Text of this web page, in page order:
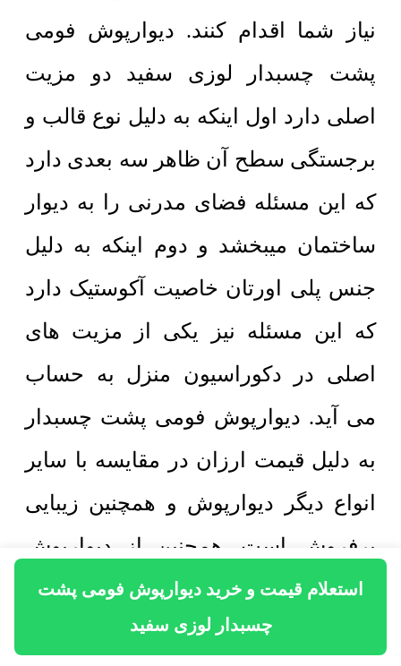
استعلام قیمت و خرید دیوارپوش فومی پشت
چسبدار لوزی سفید
نیاز شما اقدام کنند. دیوارپوش فومی
پشت چسبدار لوزی سفید دو مزیت
اصلی دارد اول اینکه به دلیل نوع قالب و
برجستگی سطح آن ظاهر سه بعدی دارد
که این مسئله فضای مدرنی را به دیوار
ساختمان میبخشد و دوم اینکه به دلیل
جنس پلی اورتان خاصیت آکوستیک دارد
که این مسئله نیز یکی از مزیت های
اصلی در دکوراسیون منزل به حساب
می آید. دیوارپوش فومی پشت چسبدار
به دلیل قیمت ارزان در مقایسه با سایر
انواع دیگر دیوارپوش و همچنین زیبایی
پرفروش است. همچنین از دیوارپوش
فومی میتوان به عنوان بین کابینتی نیز
استفاده کرد اما در اینگونه موارد باید